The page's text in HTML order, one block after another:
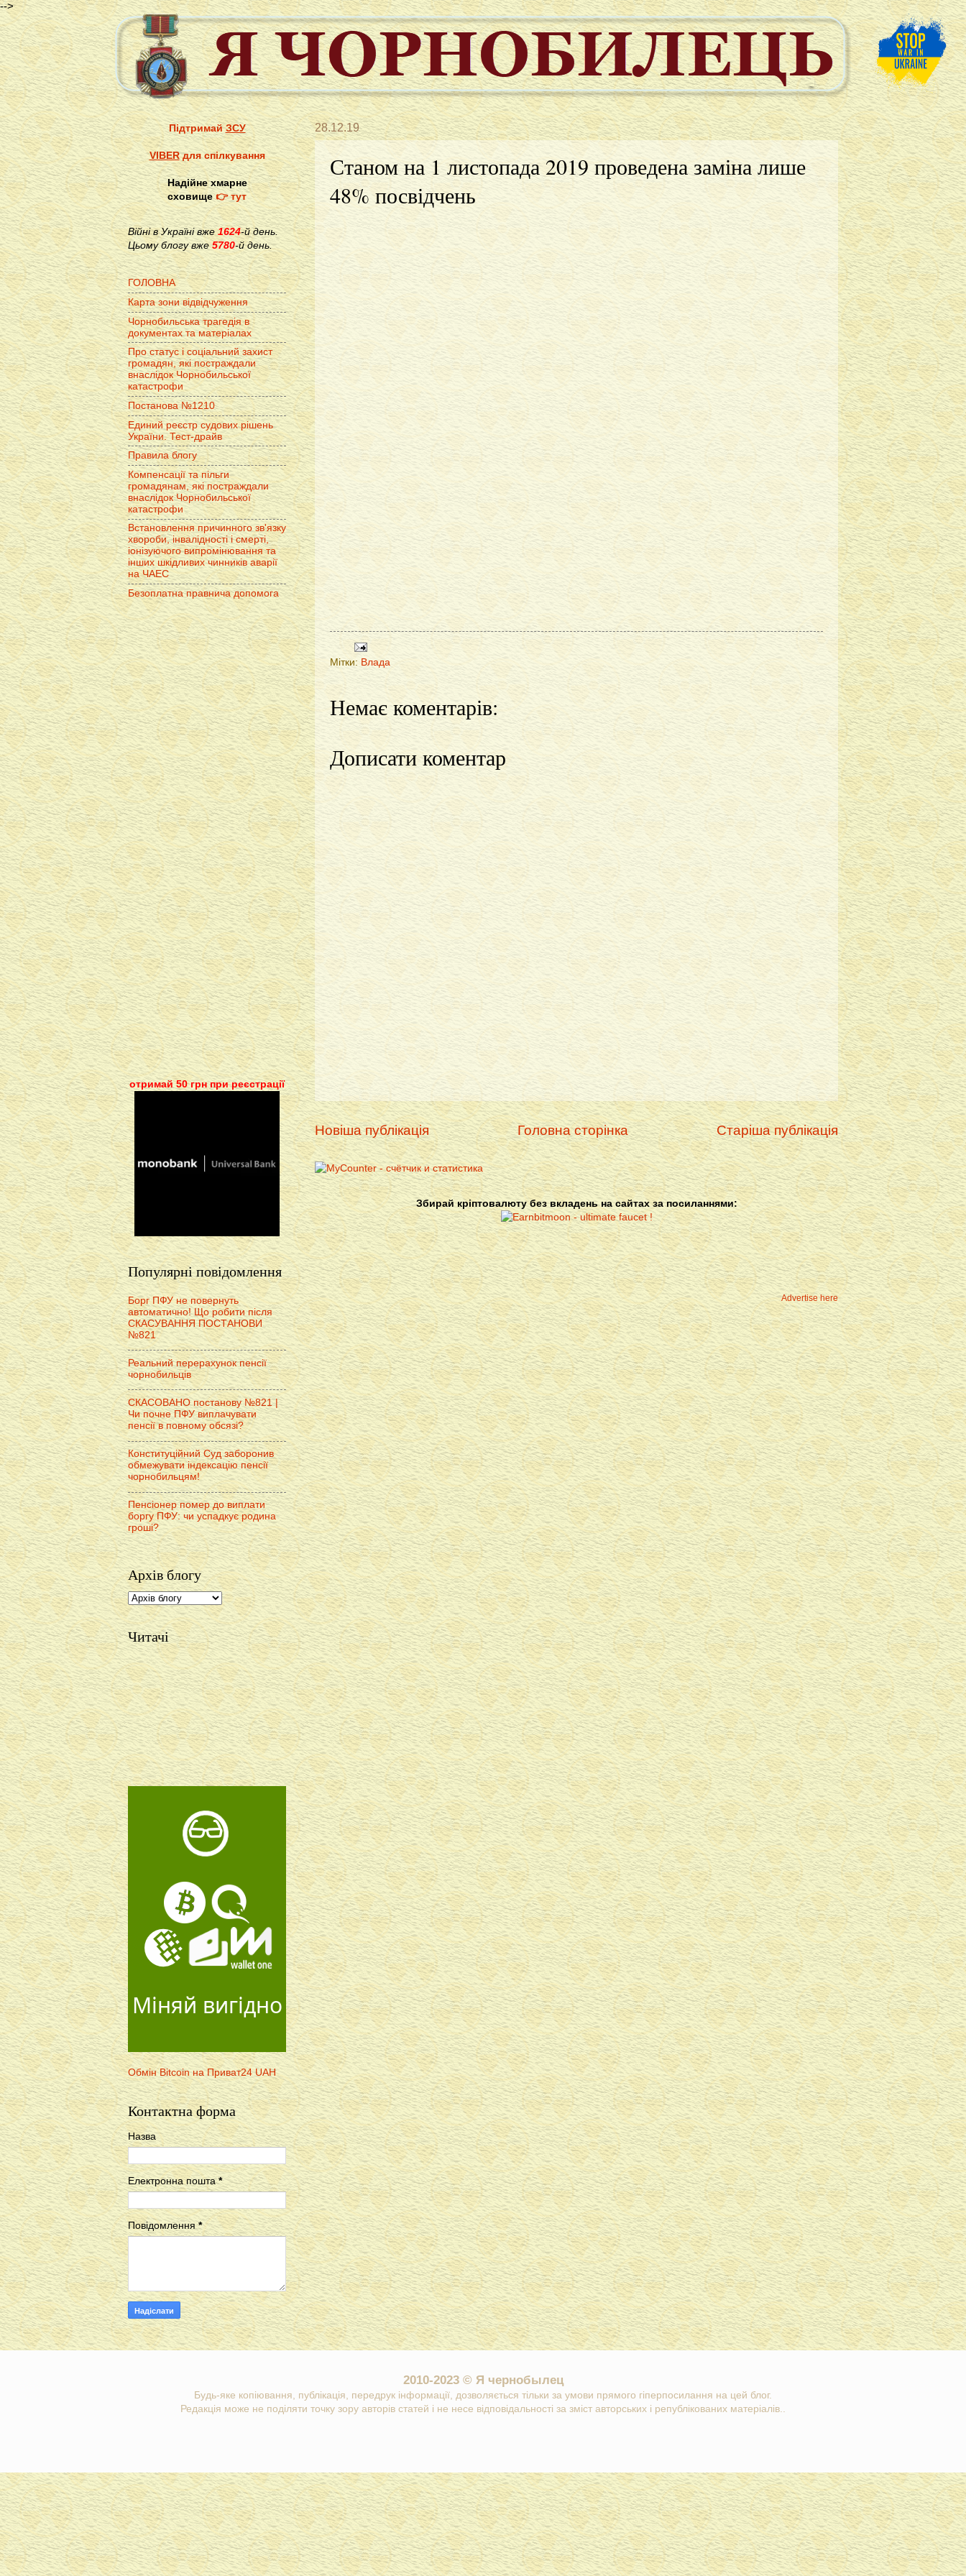
-->
28.12.19
Станом на 1 листопада 2019 проведена заміна лише
48% посвідчень
Мітки: Влада
Немає коментарів:
Дописати коментар
Новіша публікація Старіша публікація
Головна сторінка
Збирай кріптовалюту без вкладень на сайтах за посиланнями:
Advertise here
ПідтримайЗСУ
VIBERдля спілкування
Надійне хмарне
сховище👉 тут
Війні в Україні вже1624-й день.
Цьому блогу вже 5780-й день.
ГОЛОВНА
Карта зони відвідчуження
Чорнобильська трагедія в
документах та матеріалах
Про статус і соціальний захист
громадян, які постраждали
внаслідок Чорнобильської
катастрофи
Постанова №1210
Единий реєстр судових рішень
України. Тест-драйв
Правила блогу
Компенсації та пільги
громадянам, які постраждали
внаслідок Чорнобильської
катастрофи
Встановлення причинного зв'язку
хвороби, інвалідності і смерті,
іонізуючого випромінювання та
інших шкідливих чинників аварії
на ЧАЕС
Безоплатна правнича допомога
отримай 50 грн при реєстрації
Популярні повідомлення
Борг ПФУ не повернуть
автоматично! Що робити після
СКАСУВАННЯ ПОСТАНОВИ
№821
Реальний перерахунок пенсії
чорнобильців
СКАСОВАНО постанову №821 |
Чи почне ПФУ виплачувати
пенсії в повному обсязі?
Конституційний Суд заборонив
обмежувати індексацію пенсії
чорнобильцям!
Пенсіонер помер до виплати
боргу ПФУ: чи успадкує родина
гроші?
Архів блогу
Читачі
Міняй вигідно
Обмін Bitcoin на Приват24 UAH
Контактна форма
Назва
Електронна пошта*
Повідомлення*
2010-2023 © Я чернобылец
Будь-яке копіювання, публікація, передрук інформації, дозволяється тільки за умови прямого гіперпосилання на цей блог.
Редакція може не поділяти точку зору авторів статей і не несе відповідальності за зміст авторських і републікованих матеріалів..